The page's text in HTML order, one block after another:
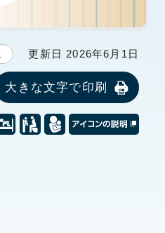
更新日 2026年6月1日
大きな文字で印刷